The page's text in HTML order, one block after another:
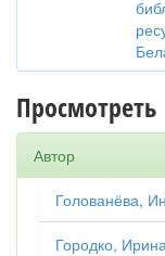
Просмотреть
Автор
Голованёва,
Городко,